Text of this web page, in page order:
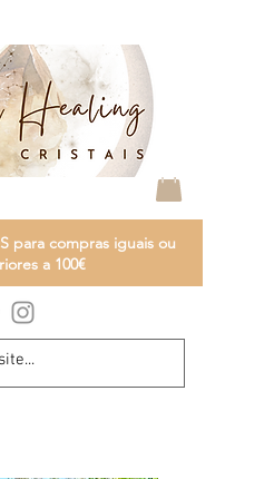
para compras iguais ou
a 100€